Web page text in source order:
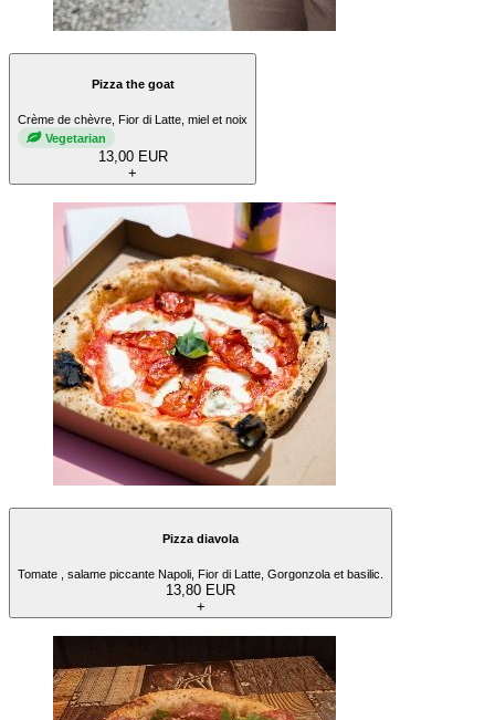
Pizza the goat
Crème de chèvre, Fior di Latte, miel et noix
Vegetarian
13,00 EUR
+
Pizza diavola
Tomate , salame piccante Napoli, Fior di Latte, Gorgonzola et basilic.
13,80 EUR
+